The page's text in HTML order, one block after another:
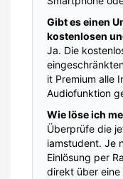
Gibt es einen
kostenlosen
Ja. Die
it Premium alle
Audiofunktion
Wie löse ich
Überprüfe die
iamstudent. Je
Einlösung per
direkt über eine